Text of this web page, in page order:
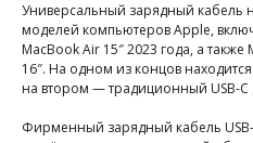
Универсальный зарядный кабель
моделей компьютеров Apple,
MacBook Air 15″ 2023 года, а
16″. На одном из концов
на втором — традиционный USB-C
Фирменный зарядный кабель USB-